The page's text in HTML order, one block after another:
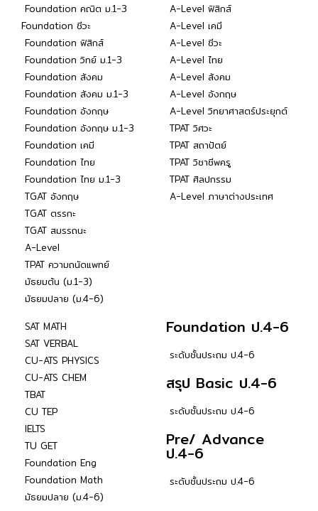
Foundation คณิต ม.1-3
Foundation ชีวะ
Foundation ฟิสิกส์
Foundation วิทย์ ม.1-3
Foundation สังคม
Foundation สังคม ม.1-3
Foundation อังกฤษ
Foundation อังกฤษ ม.1-3
Foundation เคมี
Foundation ไทย
Foundation ไทย ม.1-3
TGAT อังกฤษ
TGAT ตรรกะ
TGAT สมรรถนะ
A-Level
TPAT ความถนัดแพทย์
มัธยมต้น (ม.1-3)
มัธยมปลาย (ม.4-6)
A-Level ฟิสิกส์
A-Level เคมี
A-Level ชีวะ
A-Level ไทย
A-Level สังคม
A-Level อังกฤษ
A-Level วิทยาศาสตร์ประยุกต์
TPAT วิศวะ
TPAT สถาปัตย์
TPAT วิชาชีพครู
TPAT ศิลปกรรม
A-Level ภาษาต่างประเทศ
SAT MATH
SAT VERBAL
CU-ATS PHYSICS
CU-ATS CHEM
TBAT
CU TEP
IELTS
TU GET
Foundation Eng
Foundation Math
มัธยมปลาย (ม.4-6)
Foundation ป.4-6
ระดับชั้นประถม ป.4-6
สรุป Basic ป.4-6
ระดับชั้นประถม ป.4-6
Pre/ Advance
ป.4-6
ระดับชั้นประถม ป.4-6